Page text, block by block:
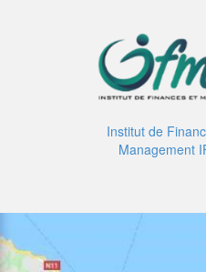
Institut de
Management